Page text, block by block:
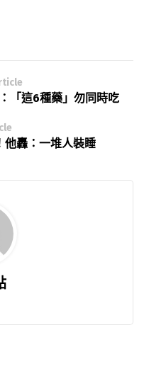
「這6種藥」勿同時吃
他轟：一堆人裝睡